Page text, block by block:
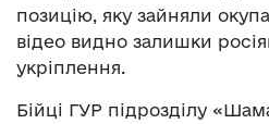
позицію, яку зайняли
відео видно залишки
укріплення.
Бійці ГУР підрозділу